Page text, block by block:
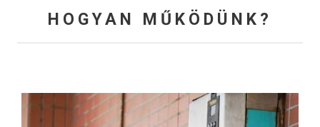
HOGYAN MŰKÖDÜNK?